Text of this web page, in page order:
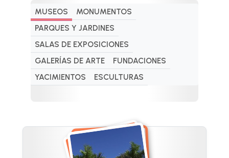
MUSEOS
MONUMENTOS
PARQUES Y JARDINES
SALAS DE EXPOSICIONES
GALERÍAS DE ARTE
FUNDACIONES
YACIMIENTOS
ESCULTURAS